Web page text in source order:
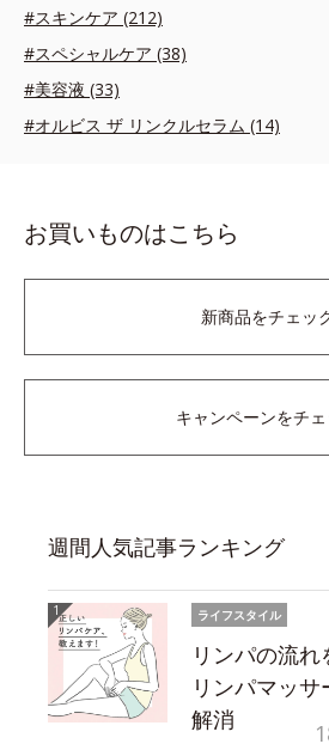
#スキンケア (212)
#スペシャルケア (38)
#美容液 (33)
#オルビス ザ リンクルセラム (14)
お買いものはこちら
新商品をチェッ
キャンペーンをチ
週間人気記事ランキング
ライフスタイル
リンパの流
リンパマッ
解消